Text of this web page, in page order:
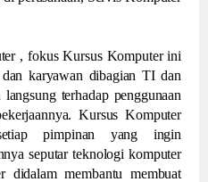
, fokus Kursus Komputer ini
karyawan dibagian TI dan
terhadap penggunaan
Kursus Komputer
pimpinan yang ingin
seputar teknologi komputer
didalam membantu membuat